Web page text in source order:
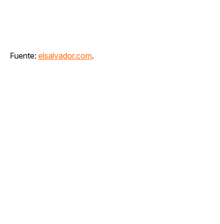
Fuente: elsalvador.com.